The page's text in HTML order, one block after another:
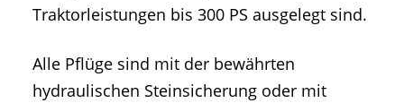
Traktorleistungen bis 300 PS ausgelegt sind.
Alle Pflüge sind mit der bewährten
hydraulischen Steinsicherung oder mit